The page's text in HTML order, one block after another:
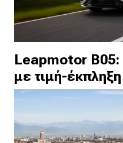
Leapmotor
με τιμή-έκπληξη